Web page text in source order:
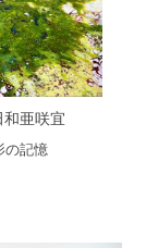
和亜咲宜
の記憶